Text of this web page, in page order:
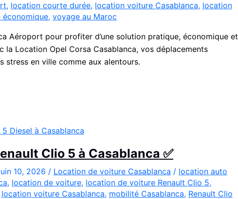
, location courte durée, location voiture Casablanca, location
économique, voyage au Maroc
Aéroport pour profiter d’une solution pratique, économique et
Location Opel Corsa Casablanca, vos déplacements
stress en ville comme aux alentours.
Clio 5 à Casablanca ✅
10, 2026 / Location de voiture Casablanca / location auto
, location de voiture, location de voiture Renault Clio 5,
location voiture Casablanca, mobilité Casablanca, Renault Clio